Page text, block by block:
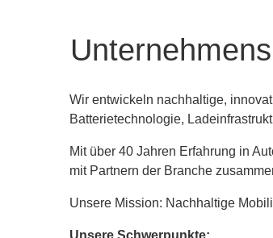
Wir entwickeln nachhaltige,
Batterietechnologie,
Mit über 40 Jahren Erfahrung in
mit Partnern der Branche
Unsere Mission: Nachhaltige